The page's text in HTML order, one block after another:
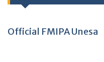
Official FMIPA Unesa